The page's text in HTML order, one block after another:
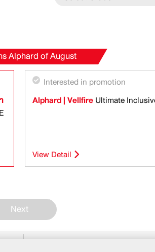
Alphardof August
Interested in promotion
Alphard | Vellfire Ultimate
View Detail
Next